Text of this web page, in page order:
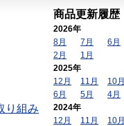
り組み
商品更新履歴
2026年
8月
7月 6月
2月
1月
2025年
12月
11月 10月
6月
5月 4月
2024年
12月
11月 10月